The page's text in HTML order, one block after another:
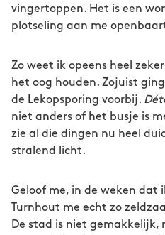
vingertoppen. Het is een
plotseling aan me
Zo weet ik opeens heel
het oog houden. Zojuist
de Lekopsporing voorbij.
niet anders of het busje is
zie al die dingen nu heel
stralend licht.
Geloof me, in de weken dat
Turnhout me echt zo
De stad is niet gemakkelijk,